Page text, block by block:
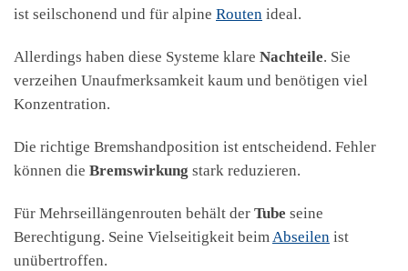
ist seilschonend und für alpine Routen ideal.
Allerdings haben diese Systeme klare Nachteile. Sie
verzeihen Unaufmerksamkeit kaum und benötigen viel
Konzentration.
Die richtige Bremshandposition ist entscheidend. Fehler
können die Bremswirkung stark reduzieren.
Für Mehrseillängenrouten behält der Tube seine
Berechtigung. Seine Vielseitigkeit beimAbseilen ist
unübertroffen.